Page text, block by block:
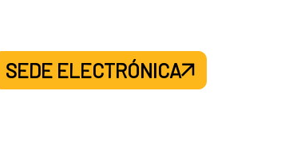
SEDE ELECTRÓNICA